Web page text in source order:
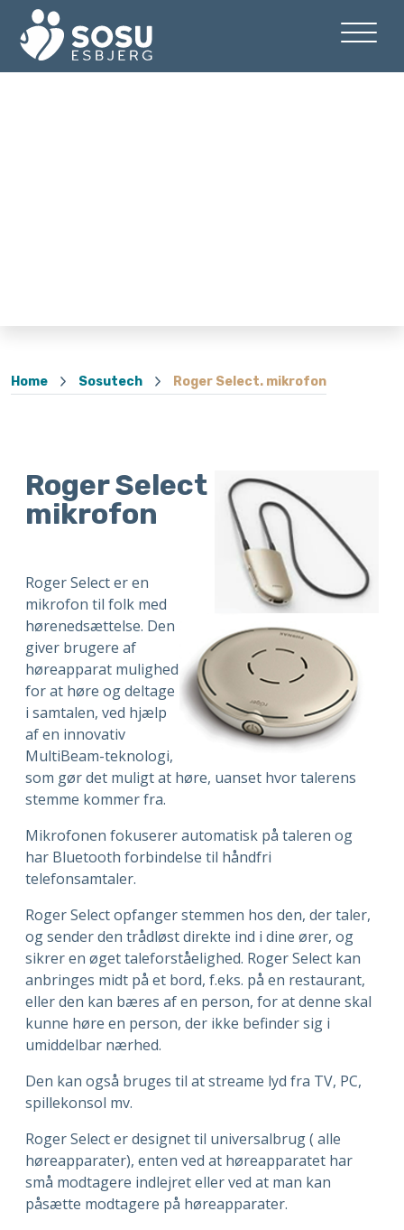
Home Sosutech Roger Select. mikrofon
Roger Select
mikrofon
Roger Select er en
mikrofon til folk med
hørenedsættelse. Den
giver brugere af
høreapparat mulighed
for at høre og deltage
i samtalen, ved hjælp
af en innovativ
MultiBeam-teknologi,
som gør det muligt at høre, uanset hvor talerens
stemme kommer fra.
Mikrofonen fokuserer automatisk på taleren og
har Bluetooth forbindelse til håndfri
telefonsamtaler.
Roger Select opfanger stemmen hos den, der taler,
og sender den trådløst direkte ind i dine ører, og
sikrer en øget taleforståelighed. Roger Select kan
anbringes midt på et bord, f.eks. på en restaurant,
eller den kan bæres af en person, for at denne skal
kunne høre en person, der ikke befinder sig i
umiddelbar nærhed.
Den kan også bruges til at streame lyd fra TV, PC,
spillekonsol mv.
Roger Select er designet til universalbrug ( alle
høreapparater), enten ved at høreapparatet har
små modtagere indlejret eller ved at man kan
påsætte modtagere på høreapparater.